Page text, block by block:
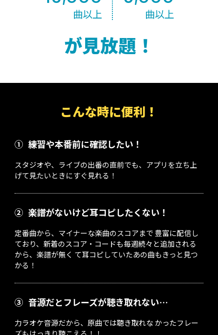
曲以上 曲以上
が見放題！
こんな時に便利！
① 練習や本番前に確認したい！
スタジオや、ライブの出番の直前でも、アプリを立ち上
げて見たいときにすぐ見れる！
② 楽譜がないけど耳コピしたくない！
定番曲から、マイナーな楽曲のスコアまで 豊富に配信し
ており、新着のスコア・コードも毎週続々と追加される
から、楽譜が無く て耳コピしていたあの曲もきっと見つ
かる！
③ 音源だとフレーズが聴き取れない…
力ラオケ音源だから、原曲では聴き取れな かったフレー